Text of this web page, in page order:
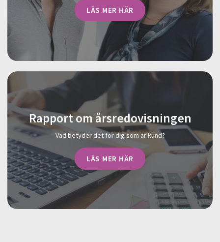
LÄS MER HÄR
Rapport om årsredovisningen
Vad betyder det för dig som är kund?
LÄS MER HÄR